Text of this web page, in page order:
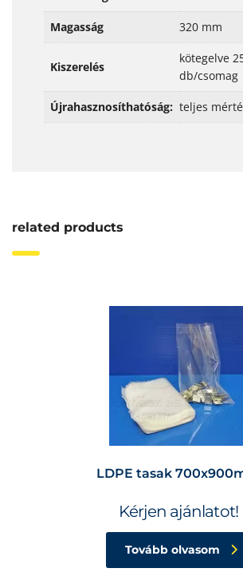
Magasság 320 mm
Kiszerelés
kötegelve
db/csomag
Újrahasznosíthatóság: teljes
related products
LDPE tasak
Kérjen ajánlatot!
Tovább olvasom